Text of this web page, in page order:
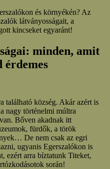
és környékén? Az
látványosságait, a
kincseket egyaránt!
minden, amit
érdemes
található község. Akár azért is
nagy történelmi múltra
Bőven akadnak itt
fürdők, a török
De nem csak az egri
ugyanis Egerszalókon is
ezért arra bíztatunk Titeket,
során!